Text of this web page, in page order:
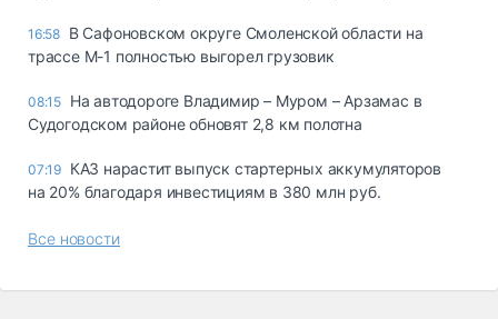
16:58 В Сафоновском округе Смоленской области на
трассе М-1 полностью выгорел грузовик
08:15 На автодороге Владимир – Муром – Арзамас в
Судогодском районе обновят 2,8 км полотна
07:19 КАЗ нарастит выпуск стартерных аккумуляторов
на 20% благодаря инвестициям в 380 млн руб.
Все новости